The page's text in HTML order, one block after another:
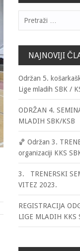
NAJNOVIJI
Održan 5.
Lige mladih SBK /
ODRŽAN 4.
MLADIH SBK/KSB
🏀 Održan 3.
organizaciji KKS
3. TRENERSKI
VITEZ 2023.
REGISTRACIJA
LIGE MLADIH KKS